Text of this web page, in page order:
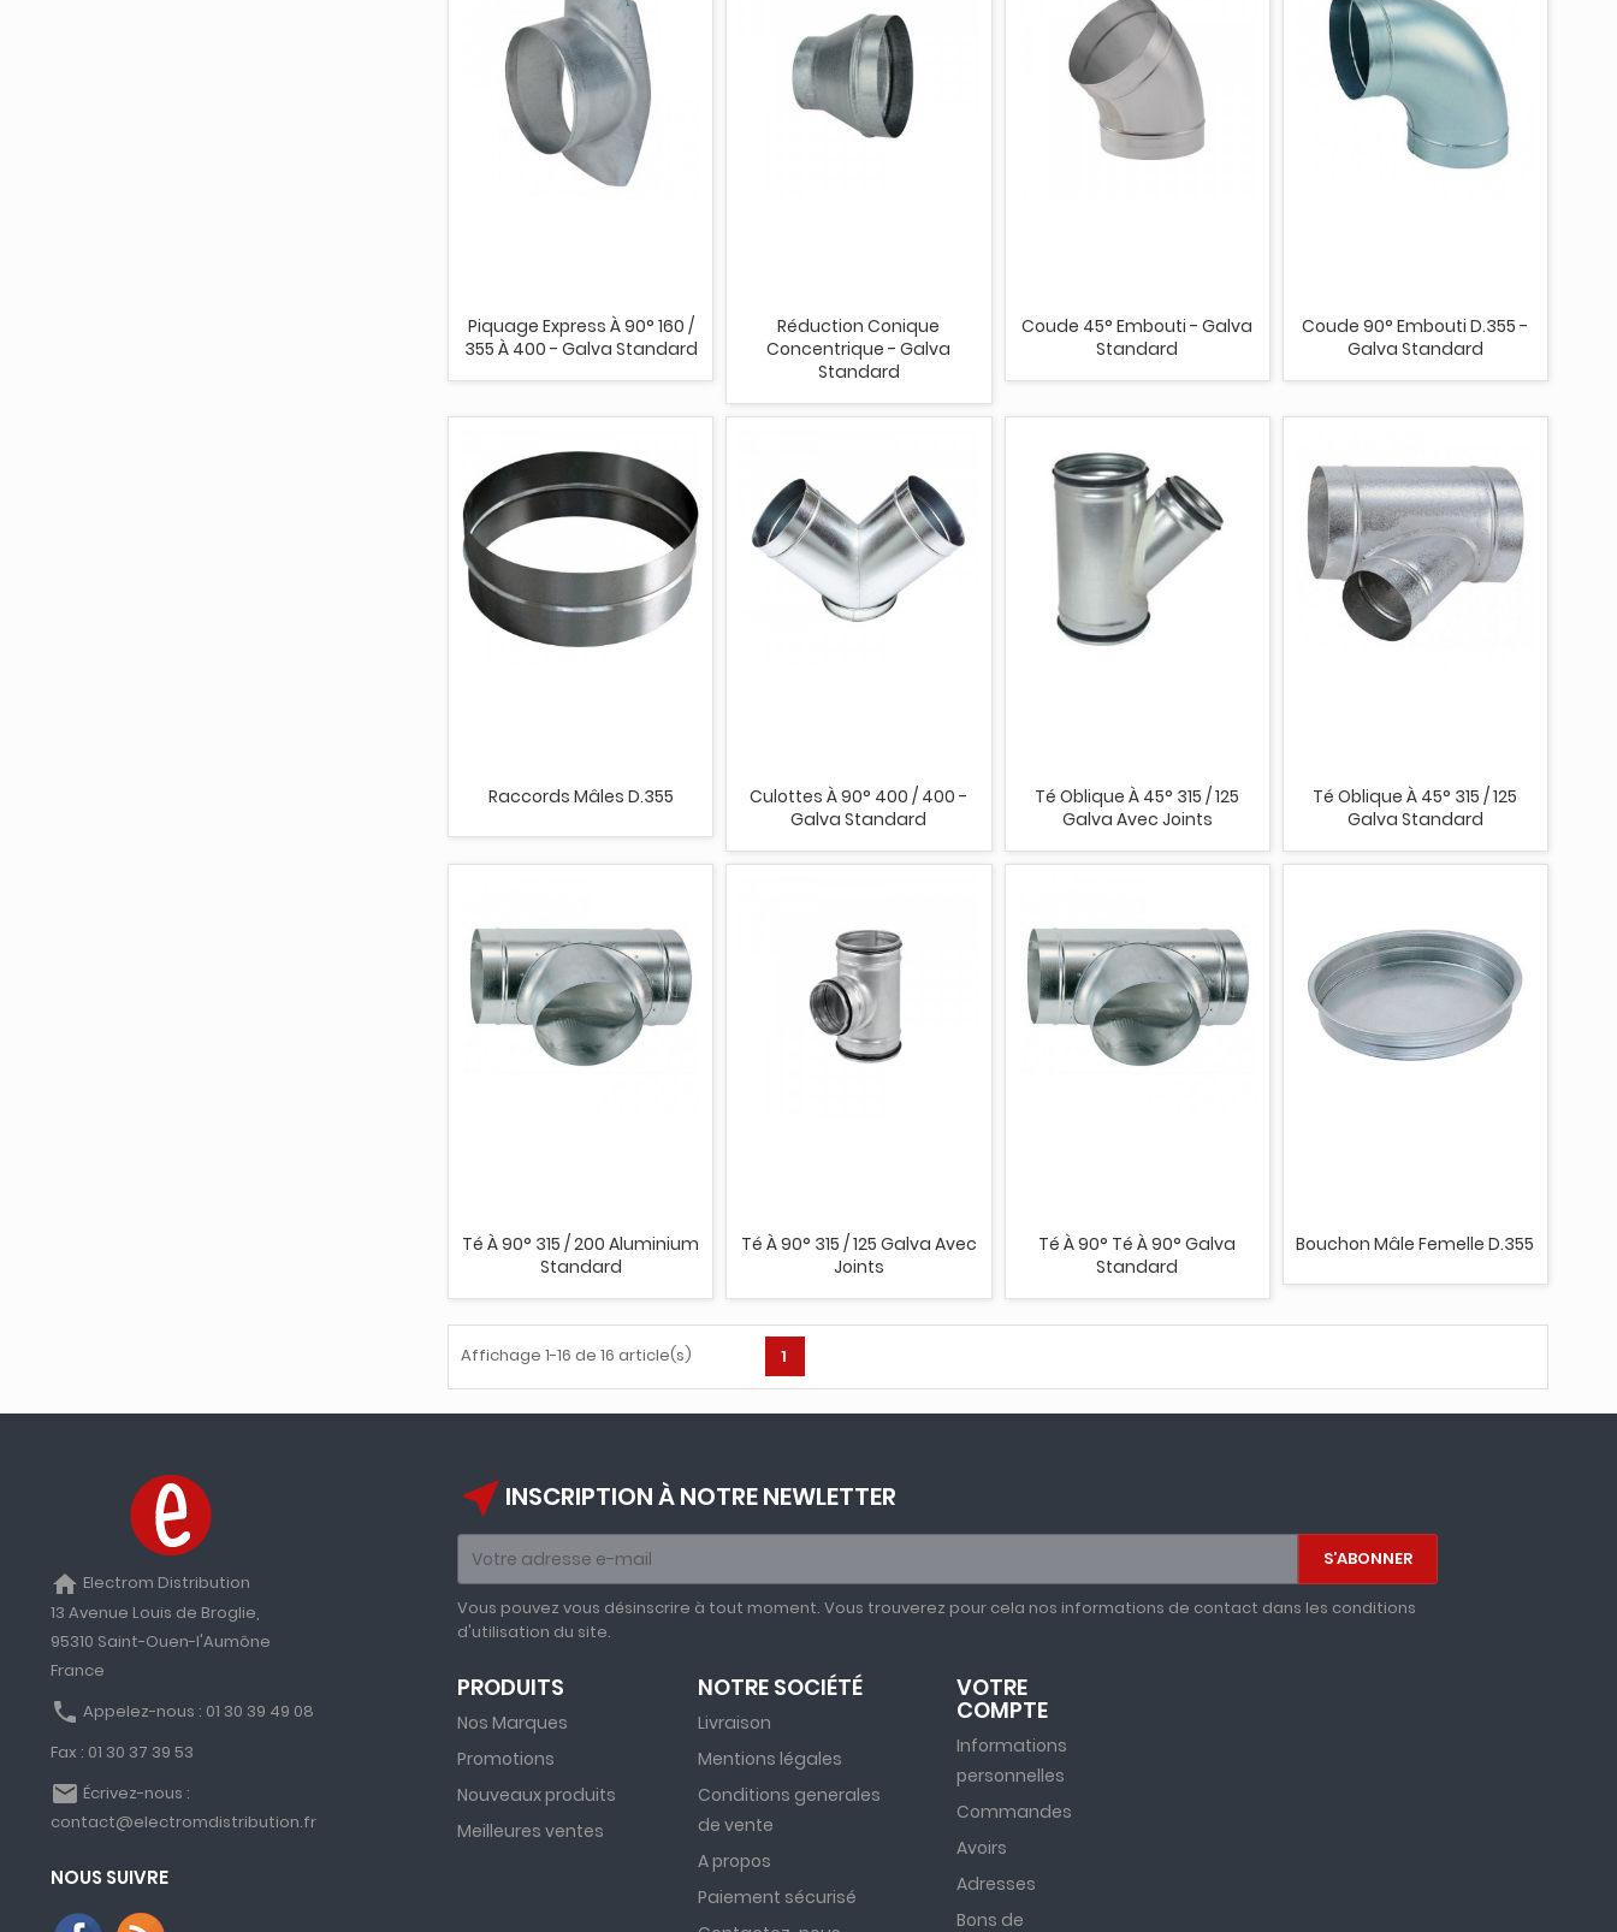
Piquage Express À 90° 160 /
355 À 400 - Galva Standard
Réduction Conique
Concentrique - Galva
Standard
Coude 45° Embouti - Galva
Standard
Coude 90° Embouti D.355 -
Galva Standard
Raccords Mâles D.355
Culottes À 90° 400 / 400 -
Galva Standard
Té Oblique À 45° 315 / 125
Galva Avec Joints
Té Oblique À 45° 315 / 125
Galva Standard
Té À 90° 315 / 200 Aluminium
Standard
Té À 90° 315 / 125 Galva Avec
Joints
Té À 90° Té À 90° Galva
Standard
Bouchon Mâle Femelle D.355
Affichage 1-16 de 16 article(s) 1
home Electrom Distribution
13 Avenue Louis de Broglie,
95310 Saint-Ouen-l'Aumône
France
phone Appelez-nous : 01 30 39 49 08
Fax : 01 30 37 39 53
email Écrivez-nous :
contact@electromdistribution.fr
NOUS SUIVRE
near_me INSCRIPTION À NOTRE NEWLETTER
Vous pouvez vous désinscrire à tout moment. Vous trouverez pour cela nos informations de contact dans les conditions
d'utilisation du site.
PRODUITS
Nos Marques
Promotions
Nouveaux produits
Meilleures ventes
NOTRE SOCIÉTÉ
Livraison
Mentions légales
Conditions generales
de vente
A propos
Paiement sécurisé
VOTRE
COMPTE
Informations
personnelles
Commandes
Avoirs
Adresses
Bons de